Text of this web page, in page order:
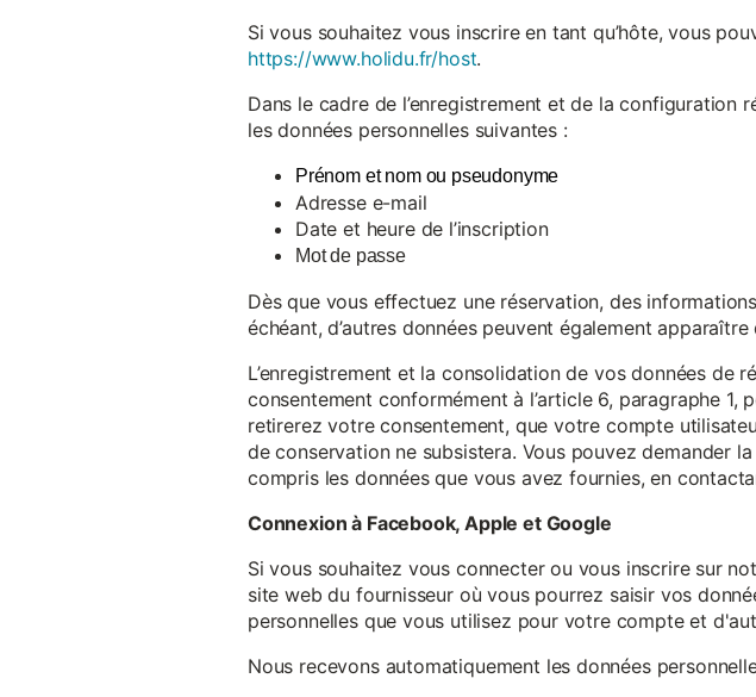
Si vous souhaitez vous inscrire en tant qu’hôte, vous
https://www.holidu.fr/host.
Dans le cadre de l’enregistrement et de la
les données personnelles suivantes :
Prénom et nom ou pseudonyme
Adresse e-mail
Date et heure de l’inscription
Mot de passe
Dès que vous effectuez une réservation, des
échéant, d’autres données peuvent également
L’enregistrement et la consolidation de vos données de
consentement conformément à l’article 6, paragraphe 1,
retirerez votre consentement, que votre compte
de conservation ne subsistera. Vous pouvez demander
compris les données que vous avez fournies, en
Connexion à Facebook, Apple et Google
Si vous souhaitez vous connecter ou vous inscrire sur
site web du fournisseur où vous pourrez saisir vos
personnelles que vous utilisez pour votre compte et
Nous recevons automatiquement les données